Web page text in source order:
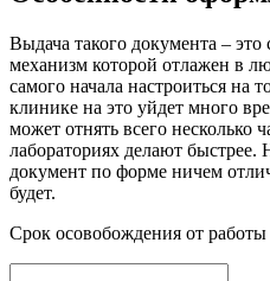
Выдача такого документа – это
механизм которой отлажен в
самого начала настроиться на
клинике на это уйдет много
может отнять всего несколько
лабораториях делают быстрее.
документ по форме ничем
будет.
Срок осовобождения от работы